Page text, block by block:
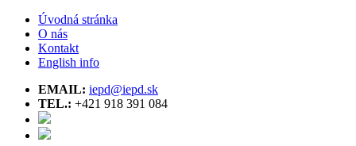
Úvodná stránka
O nás
Kontakt
English info
EMAIL: iepd@iepd.sk
TEL.: +421 918 391 084